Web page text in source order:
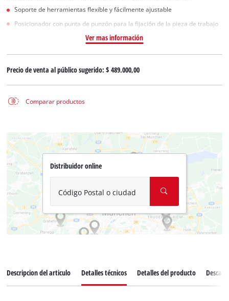
Soporte de herramientas flexible y fácilmente ajustable
Posicionador con punta de punzón para la fijación de la pieza de trabajo
Ver mas información
Precio de venta al público sugerido:$ 489.000,00
Comparar productos
Distribuidor online
Código Postal o ciudad
Descripcion del articulo Detalles técnicos Detalles del producto